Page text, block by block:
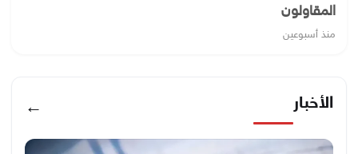
المقاولون
منذ أسبوعين
الأخبار ←